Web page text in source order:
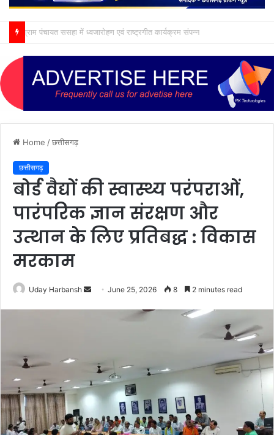
ग्राम पंचायत ससहा में ध्वजारोहण एवं राष्ट्रगीत कार्यक्रम संपन्न
Home /छत्तीसगढ़
छत्तीसगढ़
बोर्ड वैद्यों की स्वास्थ्य परंपराओं,
पारंपरिक ज्ञान संरक्षण और
उत्थान के लिए प्रतिबद्ध : विकास
मरकाम
Uday Harbansh
Send June 25, 2026 8 2 minutes read